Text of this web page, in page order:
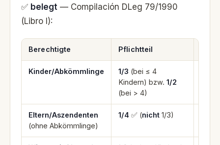
✅ belegt — Compilación DLeg 79/1990
(Libro I):
Berechtigte Pflichtteil
Kinder/Abkömmlinge 1/3 (bei ≤ 4
Kindern) bzw. 1/2
(bei > 4)
Eltern/Aszendenten
(ohne Abkömmlinge)
1/4 ✅ (nicht 1/3)